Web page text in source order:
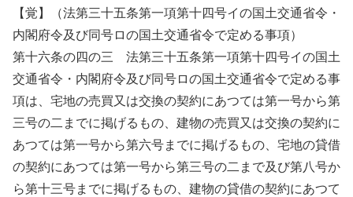
【覚】（法第三十五条第一項第十四号イの国土交通省令・
内閣府令及び同号ロの国土交通省令で定める事項）
第十六条の四の三 法第三十五条第一項第十四号イの国土
交通省令・内閣府令及び同号ロの国土交通省令で定める事
項は、宅地の売買又は交換の契約にあつては第一号から第
三号の二までに掲げるもの、建物の売買又は交換の契約に
あつては第一号から第六号までに掲げるもの、宅地の貸借
の契約にあつては第一号から第三号の二まで及び第八号か
ら第十三号までに掲げるもの、建物の貸借の契約にあつて